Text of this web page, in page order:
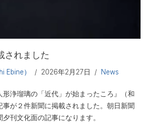
されました
Ebine） 2026年2月27日 News
浄瑠璃の「近代」が始まったころ』（和
事が２件新聞に掲載されました。朝日新聞
刊文化面の記事になります。